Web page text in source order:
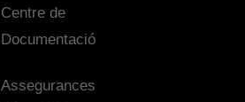
Centre de
Documentació
Assegurances